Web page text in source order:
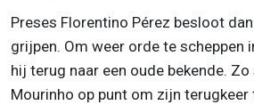
Preses Florentino Pérez besloot
grijpen. Om weer orde te scheppen
hij terug naar een oude bekende.
Mourinho op punt om zijn terugkeer